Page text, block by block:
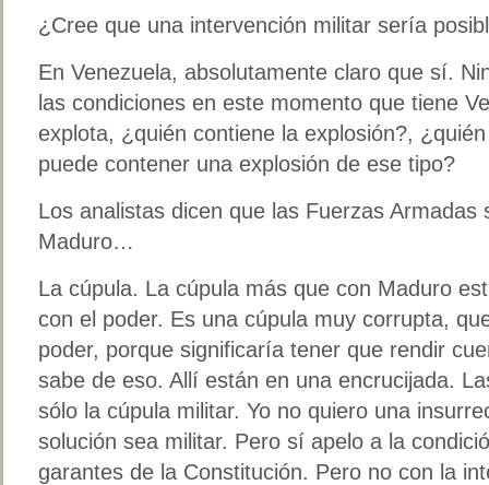
¿Cree que una intervención militar sería
En Venezuela, absolutamente claro que sí.
las condiciones en este momento que tiene
explota, ¿quién contiene la explosión?,
puede contener una explosión de ese tipo?
Los analistas dicen que las Fuerzas Armadas
Maduro…
La cúpula. La cúpula más que con Maduro
con el poder. Es una cúpula muy corrupta,
poder, porque significaría tener que rendir
sabe de eso. Allí están en una encrucijada.
sólo la cúpula militar. Yo no quiero una
solución sea militar. Pero sí apelo a la
garantes de la Constitución. Pero no con la